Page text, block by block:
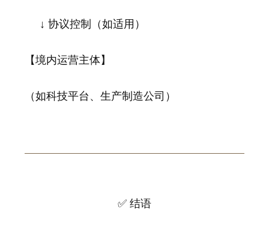
↓ 协议控制（如适用）
【境内运营主体】
（如科技平台、生产制造公司）
✅ 结语